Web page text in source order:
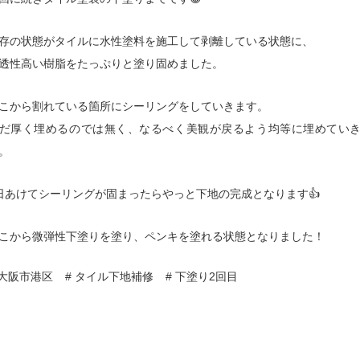
の状態がタイルに水性塗料を施工して剥離している状態に、
性高い樹脂をたっぷりと塗り固めました。
から割れている箇所にシーリングをしていきます。
厚く埋めるのでは無く、なるべく美観が戻るよう均等に埋めてい
あけてシーリングが固まったらやっと下地の完成となります👍
から微弾性下塗りを塗り、ペンキを塗れる状態となりました！
阪市港区 # タイル下地補修 # 下塗り2回目